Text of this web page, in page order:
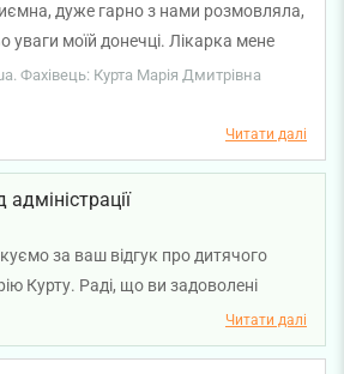
дуже гарно з нами розмовляла,
уваги моїй донечці. Лікарка мене
питаннях, дала рекомендації та
візитом.
Фахівець: Курта Марія Дмитрівна
Читати далі
адміністрації
за ваш відгук про дитячого
Курту. Раді, що ви задоволені
Бажаємо міцного здоров'я!Читати далі